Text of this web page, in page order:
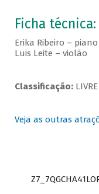
Ficha técnica:
Erika Ribeiro – piano
Luis Leite – violão
Classificação:LIVRE
Veja as outras